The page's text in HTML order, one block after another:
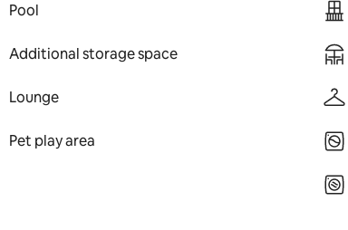
Pool
Additional storage space
Lounge
Pet play area